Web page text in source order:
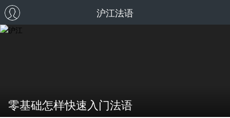
沪江法语
零基础怎样快速入门法语